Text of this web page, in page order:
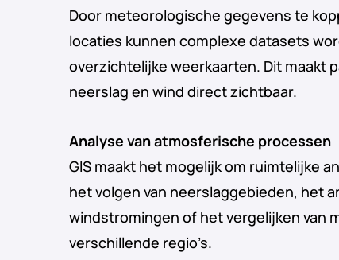
Door meteorologische gegevens te
locaties kunnen complexe datasets
overzichtelijke weerkaarten. Dit maakt
neerslag en wind direct zichtbaar.
Analyse van atmosferische processen
GIS maakt het mogelijk om ruimtelijke
het volgen van neerslaggebieden, het
windstromingen of het vergelijken van
verschillende regio’s.